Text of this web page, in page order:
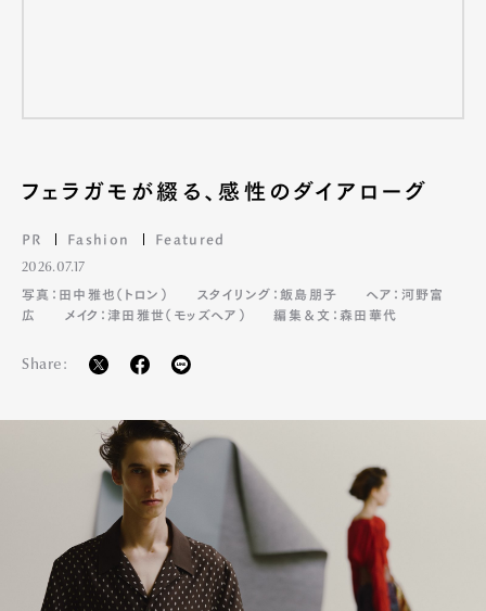
フェラガモが綴る、感性のダイアローグ
PR Fashion Featured
2026.07.17
写真：田中雅也（トロン）
スタイリング：飯島朋子
ヘア：河野富
広
メイク：津田雅世（モッズヘア） 編集＆文：森田華代
Share: